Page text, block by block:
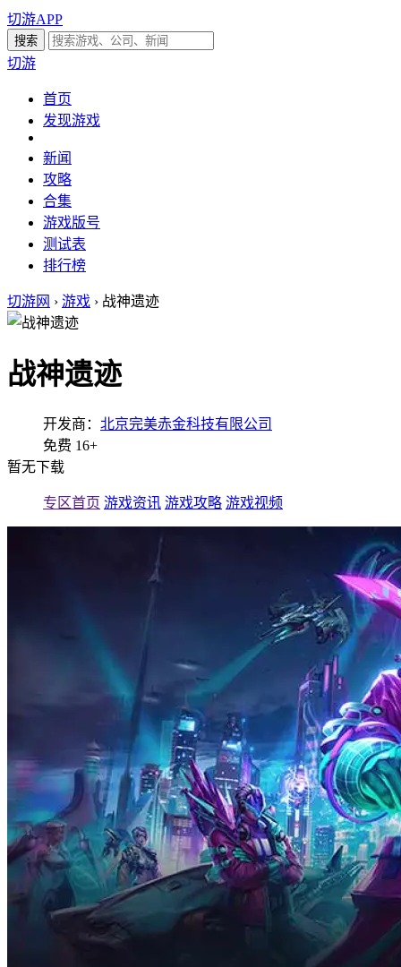
切游APP
切游
首页
发现游戏
新闻
攻略
合集
游戏版号
测试表
排行榜
切游网 › 游戏 › 战神遗迹
战神遗迹
开发商： 北京完美赤金科技有限公司
免费 16+
暂无下载
专区首页 游戏资讯 游戏攻略 游戏视频